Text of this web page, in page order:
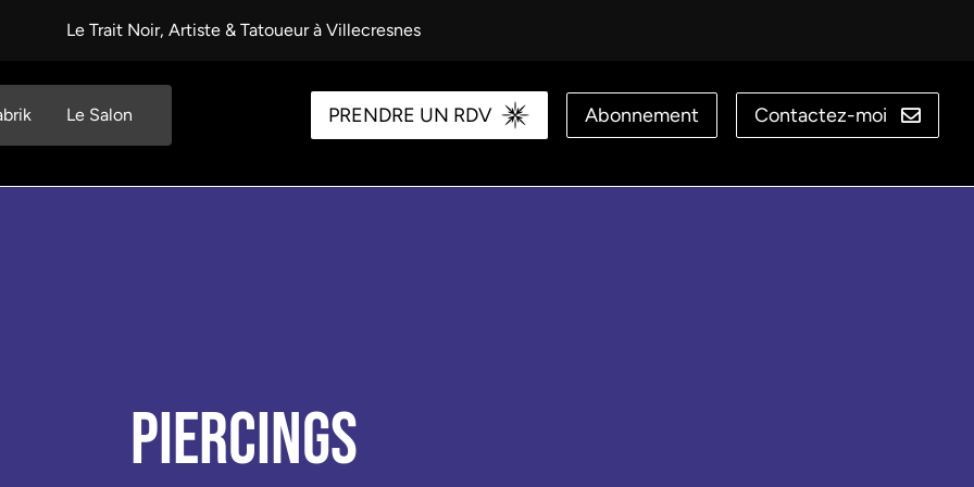
Le Trait Noir, Artiste & Tatoueur à Villecresnes
Le Salon PRENDRE UN RDV Abonnement Contactez-moi
Piercings